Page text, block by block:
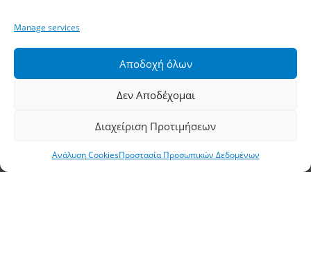
Manage services
Αποδοχή όλων
Δεν Αποδέχομαι
Διαχείριση Προτιμήσεων
Ανάλυση CookiesΠροστασία Προσωπικών Δεδομένων
Προστασία Προσωπικών Δεδομένων
Ανάλυση Cookies
Έδρα, Θεσσαλονίκη
Αθηνών, Σίνδος, ΤΚ 57400, ΤΘ 1251